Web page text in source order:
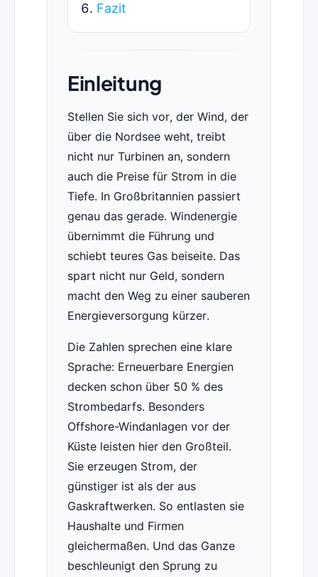
Fazit
Einleitung
Stellen Sie sich vor, der Wind, der
über die Nordsee weht, treibt
nicht nur Turbinen an, sondern
auch die Preise für Strom in die
Tiefe. In Großbritannien passiert
genau das gerade. Windenergie
übernimmt die Führung und
schiebt teures Gas beiseite. Das
spart nicht nur Geld, sondern
macht den Weg zu einer sauberen
Energieversorgung kürzer.
Die Zahlen sprechen eine klare
Sprache: Erneuerbare Energien
decken schon über 50 % des
Strombedarfs. Besonders
Offshore-Windanlagen vor der
Küste leisten hier den Großteil.
Sie erzeugen Strom, der
günstiger ist als der aus
Gaskraftwerken. So entlasten sie
Haushalte und Firmen
gleichermaßen. Und das Ganze
beschleunigt den Sprung zu